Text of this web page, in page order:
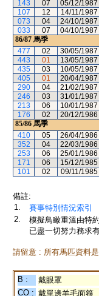
143
07 05/12/1987
107
12 14/11/1987
073
04 24/10/1987
033
07 04/10/1987
86/87 馬季
477
02 30/05/1987
443
01 13/05/1987
435
03 10/05/1987
405
01 20/04/1987
290
04 21/02/1987
246
03 31/01/1987
213
06 10/01/1987
176
02 20/12/1986
85/86 馬季
410
05 26/04/1986
352
04 22/03/1986
253
06 25/01/1986
171
06 15/12/1985
101
02 09/11/1985
備註:
1.
賽事特別情況索引
2.
模擬鳥瞰重溫由特
已盡一切努力務求
請留意 : 所有馬匹資料
B : 戴眼罩
CO : 戴單邊羊毛面箍